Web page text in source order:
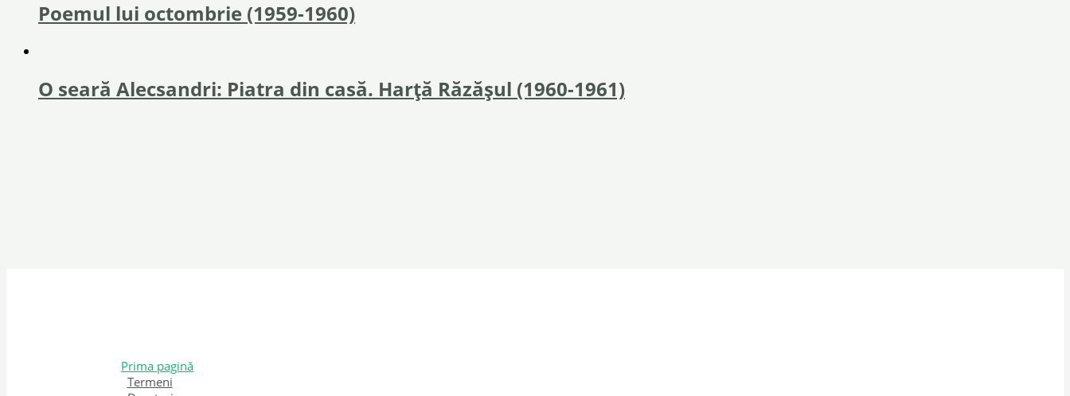
Poemul lui octombrie (1959-1960)
O seară Alecsandri: Piatra din casă. Harță Răzăşul (1960-1961)
Prima pagină
Termeni